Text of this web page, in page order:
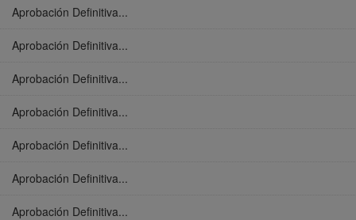
Aprobación Definitiva...
Aprobación Definitiva...
Aprobación Definitiva...
Aprobación Definitiva...
Aprobación Definitiva...
Aprobación Definitiva...
Aprobación Definitiva...